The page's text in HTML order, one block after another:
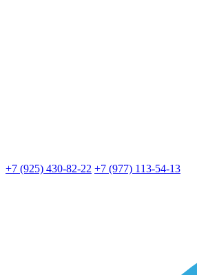
+7 (925) 430-82-22 +7 (977) 113-54-13